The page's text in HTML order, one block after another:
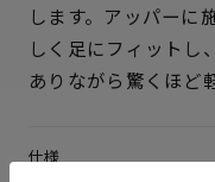
サイズを選択して
21.5cm × 在庫
します。アッパーに
しく足にフィットし
ありながら驚くほど
仕様